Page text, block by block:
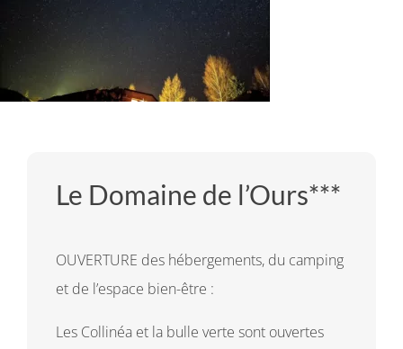
Le Domaine de l’Ours***
OUVERTURE des hébergements, du camping
et de l’espace bien-être :
Les Collinéa et la bulle verte sont ouvertes